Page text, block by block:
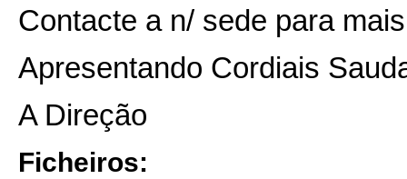
Contacte a n/ sede para
Apresentando Cordiais
A Direção
Ficheiros: